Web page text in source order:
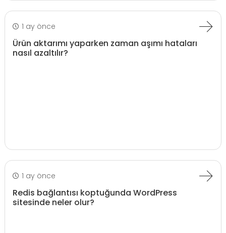
1 ay önce
Ürün aktarımı yaparken zaman aşımı hataları
nasıl azaltılır?
1 ay önce
Redis bağlantısı koptuğunda WordPress
sitesinde neler olur?